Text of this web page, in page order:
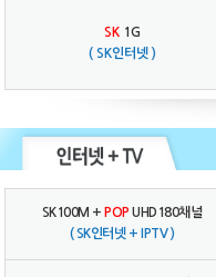
SK1G
( SK인터넷 )
SK100M + POP UHD180채널
( SK인터넷 + IPTV )